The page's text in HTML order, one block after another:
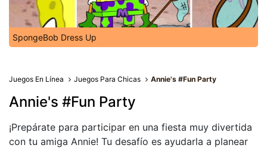
SpongeBob Dress Up
Juegos En Línea Juegos Para Chicas Annie's #Fun Party
Annie's #Fun Party
¡Prepárate para participar en una fiesta muy divertida
con tu amiga Annie! Tu desafío es ayudarla a planear